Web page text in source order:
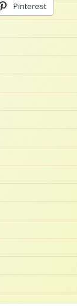
Pinterest